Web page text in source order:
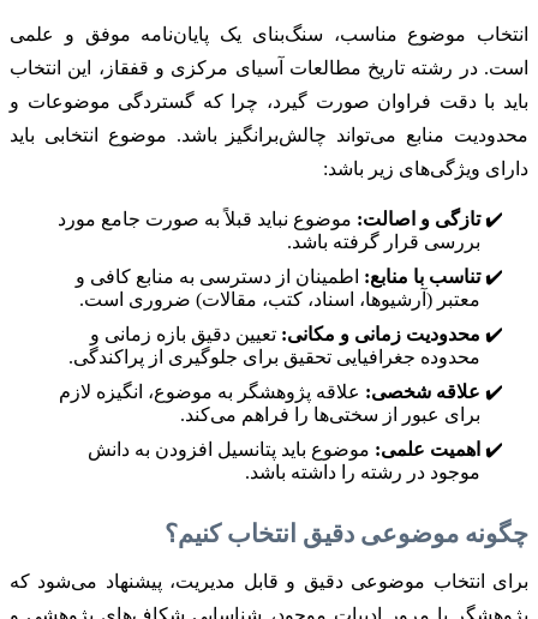
انتخاب موضوع مناسب، سنگ‌بنای یک پایان‌نامه موفق و علمی
است. در رشته تاریخ مطالعات آسیای مرکزی و قفقاز، این انتخاب
باید با دقت فراوان صورت گیرد، چرا که گستردگی موضوعات و
محدودیت منابع می‌تواند چالش‌برانگیز باشد. موضوع انتخابی باید
دارای ویژگی‌های زیر باشد:
تازگی و اصالت: موضوع نباید قبلاً به صورت جامع مورد
بررسی قرار گرفته باشد.
تناسب با منابع: اطمینان از دسترسی به منابع کافی و
معتبر (آرشیوها، اسناد، کتب، مقالات) ضروری است.
محدودیت زمانی و مکانی: تعیین دقیق بازه زمانی و
محدوده جغرافیایی تحقیق برای جلوگیری از پراکندگی.
علاقه شخصی: علاقه پژوهشگر به موضوع، انگیزه لازم
برای عبور از سختی‌ها را فراهم می‌کند.
اهمیت علمی: موضوع باید پتانسیل افزودن به دانش
موجود در رشته را داشته باشد.
چگونه موضوعی دقیق انتخاب کنیم؟
برای انتخاب موضوعی دقیق و قابل مدیریت، پیشنهاد می‌شود که
پژوهشگر با مرور ادبیات موجود، شناسایی شکاف‌های پژوهشی و